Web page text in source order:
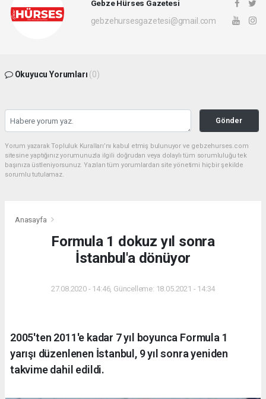
Gebze Hürses Gazetesi
gebzehursesgazetesi@gmail.com
Okuyucu Yorumları (0)
Gönder
Yorum yazarak Topluluk Kuralları’nı kabul etmiş bulunuyor ve gebzehurses.com
sitesine yaptığınız yorumunuzla ilgili doğrudan veya dolaylı tüm sorumluluğu tek
başınıza üstleniyorsunuz. Yazılan tüm yorumlardan site yönetimi hiçbir şekilde
sorumlu tutulamaz.
Anasayfa
Formula 1 dokuz yıl sonra
İstanbul'a dönüyor
27.08.2020 - 14:46, Güncelleme: 18.05.2021 - 14:34
2005'ten 2011'e kadar 7 yıl boyunca Formula 1
yarışı düzenlenen İstanbul, 9 yıl sonra yeniden
takvime dahil edildi.